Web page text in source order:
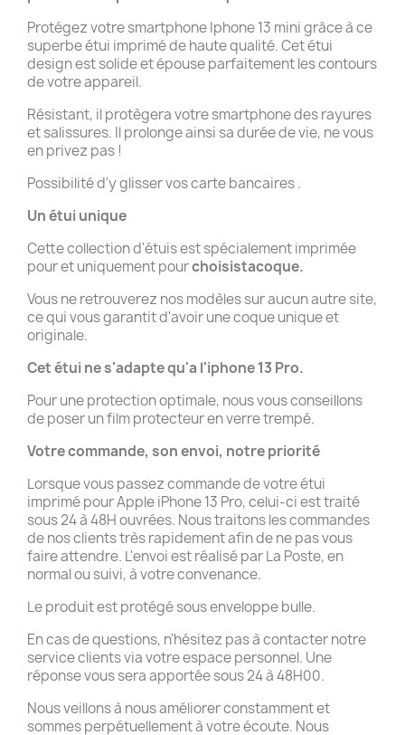
Protégez votre smartphone Iphone 13 mini grâce à ce
superbe étui imprimé de haute qualité. Cet étui
design est solide et épouse parfaitement les contours
de votre appareil.
Résistant, il protègera votre smartphone des rayures
et salissures. Il prolonge ainsi sa durée de vie, ne vous
en privez pas !
Possibilité d'y glisser vos carte bancaires .
Un étui unique
Cette collection d'étuis est spécialement imprimée
pour et uniquement pourchoisistacoque.
Vous ne retrouverez nos modèles sur aucun autre site,
ce qui vous garantit d'avoir une coque unique et
originale.
Cet étui ne s'adapte qu'a l'iphone 13 Pro.
Pour une protection optimale, nous vous conseillons
de poser un film protecteur en verre trempé.
Votre commande, son envoi, notre priorité
Lorsque vous passez commande de votre étui
imprimé pour Apple iPhone 13 Pro, celui-ci est traité
sous 24 à 48H ouvrées. Nous traitons les commandes
de nos clients très rapidement afin de ne pas vous
faire attendre. L'envoi est réalisé par La Poste, en
normal ou suivi, à votre convenance.
Le produit est protégé sous enveloppe bulle.
En cas de questions, n'hésitez pas à contacter notre
service clients via votre espace personnel. Une
réponse vous sera apportée sous 24 à 48H00.
Nous veillons à nous améliorer constamment et
sommes perpétuellement à votre écoute. Nous